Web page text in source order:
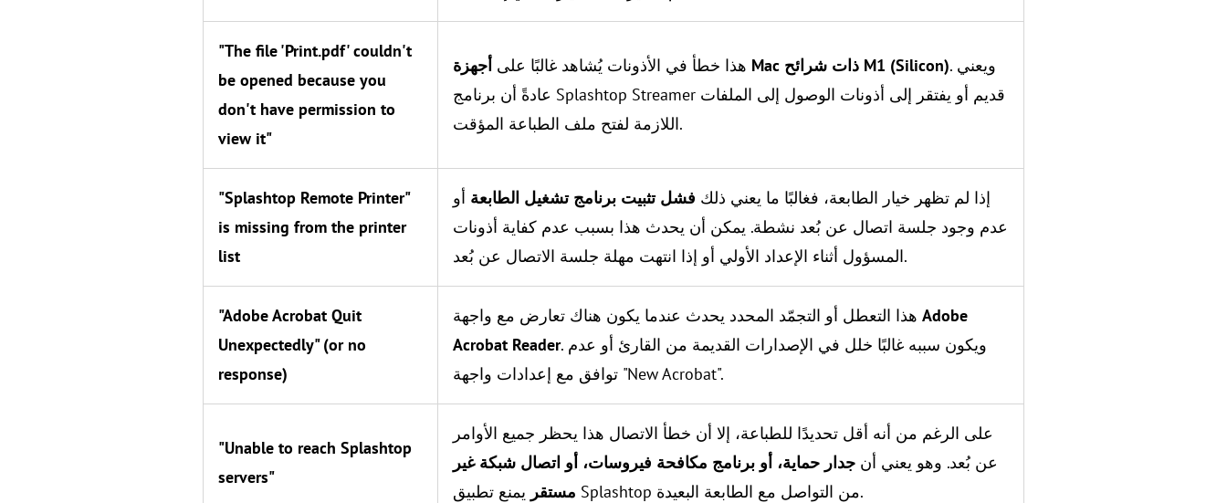
"The file 'Print.pdf' couldn't
be opened because you
don't have permission to
view it"
هذا خطأ في الأذونات يُشاهد غالبًا على أجهزة Mac ذات شرائح M1 (Silicon). ويعني
عادةً أن برنامج Splashtop Streamer قديم أو يفتقر إلى أذونات الوصول إلى الملفات
اللازمة لفتح ملف الطباعة المؤقت.
"Splashtop Remote Printer"
is missing from the printer
list
إذا لم تظهر خيار الطابعة، فغالبًا ما يعني ذلك فشل تثبيت برنامج تشغيل الطابعة أو
عدم وجود جلسة اتصال عن بُعد نشطة. يمكن أن يحدث هذا بسبب عدم كفاية أذونات
المسؤول أثناء الإعداد الأولي أو إذا انتهت مهلة جلسة الاتصال عن بُعد.
"Adobe Acrobat Quit
Unexpectedly" (or no
response)
Adobe
Acrobat Reader. ويكون سببه غالبًا خلل في الإصدارات القديمة من القارئ أو عدم
توافق مع إعدادات واجهة "New Acrobat".
"Unable to reach Splashtop
servers"
على الرغم من أنه أقل تحديدًا للطباعة، إلا أن خطأ الاتصال هذا يحظر جميع الأوامر
عن بُعد. وهو يعني أن جدار حماية، أو برنامج مكافحة فيروسات، أو اتصال شبكة غير
مستقر
يمنع تطبيق Splashtop من التواصل مع الطابعة البعيدة.